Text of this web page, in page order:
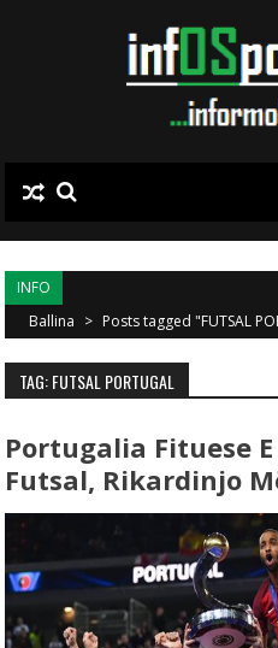
INFO
Ballina > Posts tagged "FUTSAL
TAG: FUTSAL PORTUGAL
Portugalia Fituese
Futsal, Rikardinjo